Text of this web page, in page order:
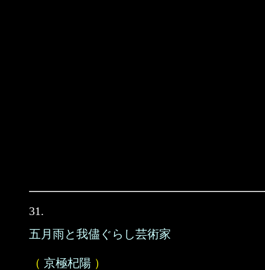
31.
五月雨と我儘ぐらし芸術家
（ 京極杞陽 ）